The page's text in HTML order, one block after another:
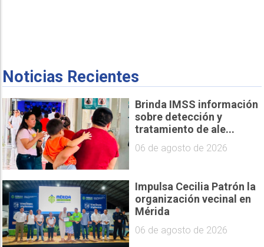
Noticias Recientes
Brinda IMSS información
sobre detección y
tratamiento de ale...
06 de agosto de 2026
Impulsa Cecilia Patrón la
organización vecinal en
Mérida
06 de agosto de 2026